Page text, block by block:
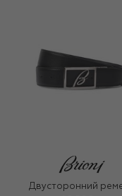
Двусторонний